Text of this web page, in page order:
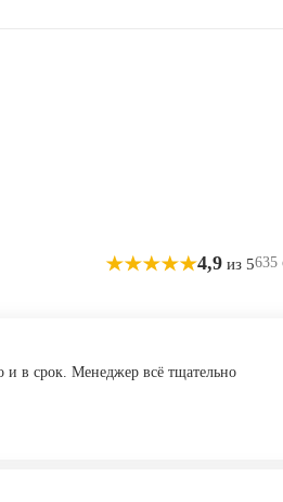
4,9 из 5635
и в срок. Менеджер всё тщательно